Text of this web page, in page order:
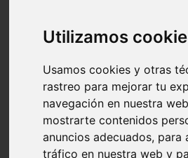
Utilizamos
Usamos cookies y otras
rastreo para mejorar tu
navegación en nuestra
mostrarte contenidos
anuncios adecuados, para
tráfico en nuestra web y
aves
marketing
peque os mam feros
verano
legislaci n
peluquer a
accesorios
peluquer a canina
complementos